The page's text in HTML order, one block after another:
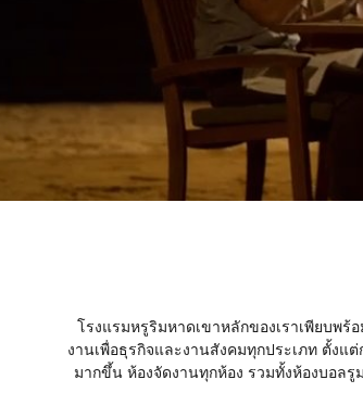
โรงแรมหรูริมหาดเขาหลักของเราเพียบพ
งานเพื่อธุรกิจและงานสังคมทุกประเภท ตั้ง
มากขึ้น ห้องจัดงานทุกห้อง รวมทั้งห้องบอล